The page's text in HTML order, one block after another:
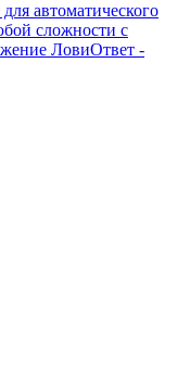
автоматического
сложности с
ЛовиОтвет -